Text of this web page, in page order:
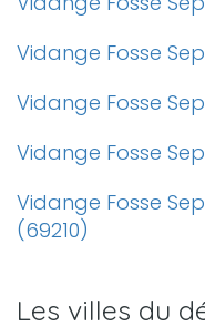
Vidange Fosse
Vidange Fosse
Vidange Fosse
Vidange Fosse
(69210)
Les villes du